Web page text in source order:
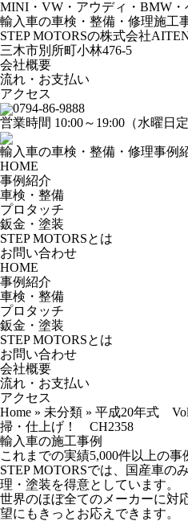
MINI・VW・アウディ・BMW・
輸入車の車検・整備・修理施工
STEP MOTORSの株式会社
三木市別所町小林476-5
会社概要
流れ・お支払い
アクセス
0794-86-9888
営業時間 10:00～19:00（水曜日定
輸入車の車検・整備・修理事例
HOME
事例紹介
車検・整備
プロタッチ
鈑金・塗装
STEP MOTORSとは
お問い合わせ
HOME
事例紹介
車検・整備
プロタッチ
鈑金・塗装
STEP MOTORSとは
お問い合わせ
会社概要
流れ・お支払い
アクセス
Home » 未分類 » 平成20年式
掃・仕上げ！ CH2358
輸入車の施工事例
これまでの実績5,000件以上の事
STEP MOTORSでは、国産車の
理・塗装を得意としています。
世界のほぼ全てのメーカーに対
望にもきっとお応えできます。